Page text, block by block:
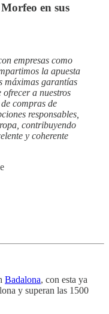
en sus
empresas como
la apuesta
máximas garantías
a nuestros
compras de
responsables,
contribuyendo
y coherente
Badalona, con esta ya
y superan las 1500